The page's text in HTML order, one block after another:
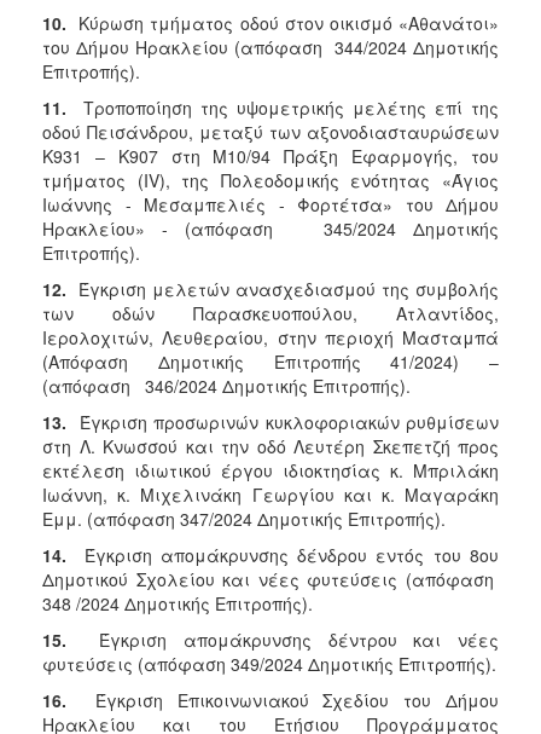
10. Κύρωση τμήματος οδού στον οικισμό «Αθανάτοι»
του Δήμου Ηρακλείου (απόφαση 344/2024 Δημοτικής
Επιτροπής).
11. Τροποποίηση της υψομετρικής μελέτης επί της
οδού Πεισάνδρου, μεταξύ των αξονοδιασταυρώσεων
Κ931 – Κ907 στη Μ10/94 Πράξη Εφαρμογής, του
τμήματος (ΙV), της Πολεοδομικής ενότητας «Άγιος
Ιωάννης - Μεσαμπελιές - Φορτέτσα» του Δήμου
Ηρακλείου» - (απόφαση 345/2024 Δημοτικής
Επιτροπής).
12. Έγκριση μελετών ανασχεδιασμού της συμβολής
των οδών Παρασκευοπούλου, Ατλαντίδος,
Ιερολοχιτών, Λευθεραίου, στην περιοχή Μασταμπά
(Απόφαση Δημοτικής Επιτροπής 41/2024) –
(απόφαση 346/2024 Δημοτικής Επιτροπής).
13. Έγκριση προσωρινών κυκλοφοριακών ρυθμίσεων
στη Λ. Κνωσσού και την οδό Λευτέρη Σκεπετζή προς
εκτέλεση ιδιωτικού έργου ιδιοκτησίας κ. Μπριλάκη
Ιωάννη, κ. Μιχελινάκη Γεωργίου και κ. Μαγαράκη
Εμμ. (απόφαση 347/2024 Δημοτικής Επιτροπής).
14. Έγκριση απομάκρυνσης δένδρου εντός του 8ου
Δημοτικού Σχολείου και νέες φυτεύσεις (απόφαση
348 /2024 Δημοτικής Επιτροπής).
15. Έγκριση απομάκρυνσης δέντρου και νέες
φυτεύσεις (απόφαση 349/2024 Δημοτικής Επιτροπής).
16. Έγκριση Επικοινωνιακού Σχεδίου του Δήμου
Ηρακλείου και του Ετήσιου Προγράμματος